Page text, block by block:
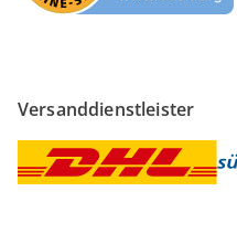
Versanddienstleister